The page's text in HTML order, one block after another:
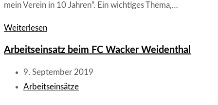
mein Verein in 10 Jahren”. Ein wichtiges Thema,…
WeiterlesenMitglieder
Weidenthaler
Fußball-
Clubs
Arbeitseinsatz beim FC Wacker Weidenthal
Beitrag
veröffentlicht:
9. September 2019
Beitrags-
Arbeitseinsätze